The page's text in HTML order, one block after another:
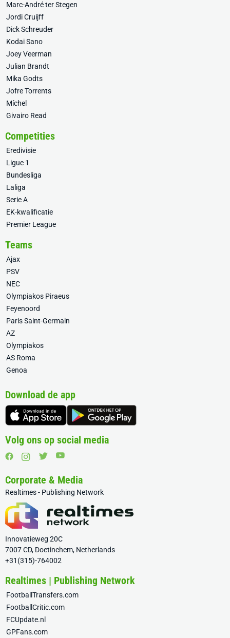
Marc-André ter Stegen
Jordi Cruijff
Dick Schreuder
Kodai Sano
Joey Veerman
Julian Brandt
Mika Godts
Jofre Torrents
Míchel
Givairo Read
Competities
Eredivisie
Ligue 1
Bundesliga
Laliga
Serie A
EK-kwalificatie
Premier League
Teams
Ajax
PSV
NEC
Olympiakos Piraeus
Feyenoord
Paris Saint-Germain
AZ
Olympiakos
AS Roma
Genoa
Download de app
Volg ons op social media
Corporate & Media
Realtimes - Publishing Network
Innovatieweg 20C
7007 CD, Doetinchem, Netherlands
+31(315)-764002
Realtimes | Publishing Network
FootballTransfers.com
FootballCritic.com
FCUpdate.nl
GPFans.com